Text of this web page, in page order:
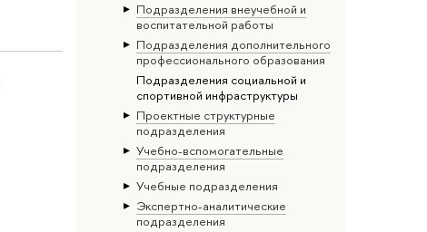
Подразделения внеучебной и
воспитательной работы
Подразделения дополнительного
профессионального образования
Подразделения социальной и
спортивной инфраструктуры
Проектные структурные
подразделения
Учебно-вспомогательные
подразделения
Учебные подразделения
Экспертно-аналитические
подразделения